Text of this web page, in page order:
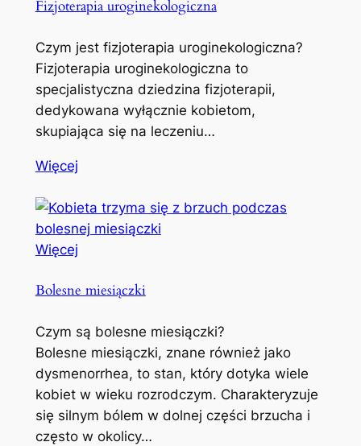
Fizjoterapia uroginekologiczna
Czym jest fizjoterapia uroginekologiczna?
Fizjoterapia uroginekologiczna to
specjalistyczna dziedzina fizjoterapii,
dedykowana wyłącznie kobietom,
skupiająca się na leczeniu…
Więcej
Więcej
Bolesne miesiączki
Czym są bolesne miesiączki?
Bolesne miesiączki, znane również jako
dysmenorrhea, to stan, który dotyka wiele
kobiet w wieku rozrodczym. Charakteryzuje
się silnym bólem w dolnej części brzucha i
często w okolicy…